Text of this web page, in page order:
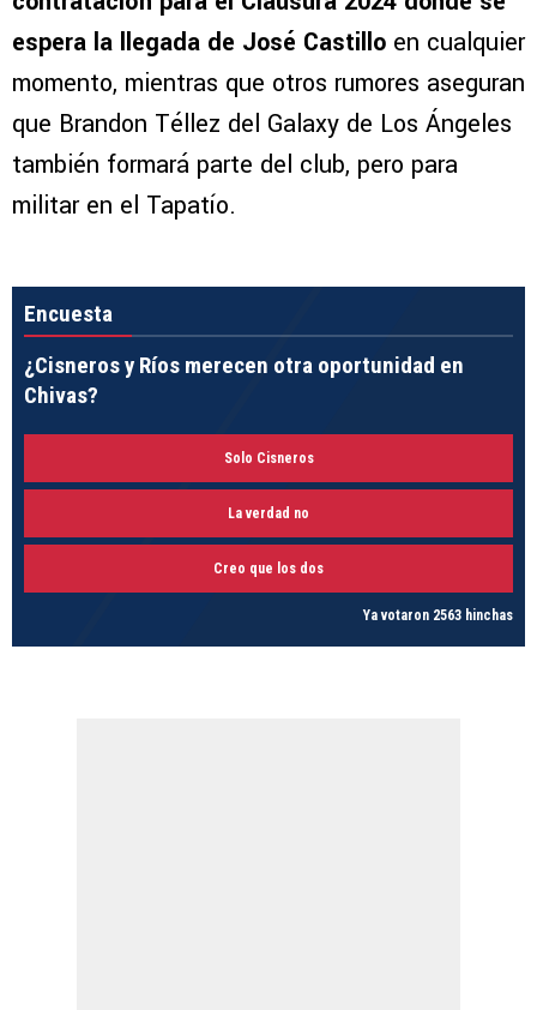
espera la llegada de José Castillo en cualquier
momento, mientras que otros rumores aseguran
que Brandon Téllez del Galaxy de Los Ángeles
también formará parte del club, pero para
militar en el Tapatío.
Encuesta
¿Cisneros y Ríos merecen otra oportunidad en
Chivas?
Solo Cisneros
La verdad no
Creo que los dos
Ya votaron 2563 hinchas